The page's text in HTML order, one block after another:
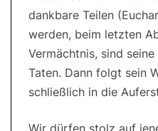
dankbare Teilen
werden, beim letzten
Vermächtnis, sind
Taten. Dann folgt sein
schließlich in die